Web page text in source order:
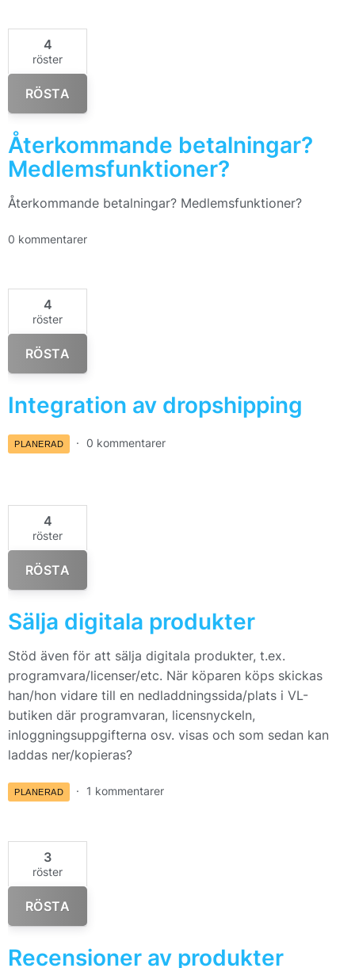
4
röster
RÖSTA
Återkommande betalningar?
Medlemsfunktioner?
Återkommande betalningar? Medlemsfunktioner?
0 kommentarer
4
röster
RÖSTA
Integration av dropshipping
PLANERAD 0 kommentarer
4
röster
RÖSTA
Sälja digitala produkter
Stöd även för att sälja digitala produkter, t.ex.
programvara/licenser/etc. När köparen köps skickas
han/hon vidare till en nedladdningssida/plats i VL-
butiken där programvaran, licensnyckeln,
inloggningsuppgifterna osv. visas och som sedan kan
laddas ner/kopieras?
PLANERAD 1 kommentarer
3
röster
RÖSTA
Recensioner av produkter